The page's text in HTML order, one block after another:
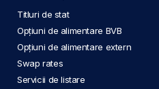
Titluri de stat
Opțiuni de alimentare BVB
Opțiuni de alimentare extern
Swap rates
Servicii de listare